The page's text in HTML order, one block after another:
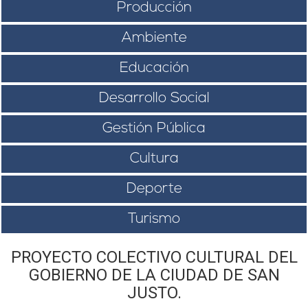
Producción
Ambiente
Educación
Desarrollo Social
Gestión Pública
Cultura
Deporte
Turismo
PROYECTO COLECTIVO CULTURAL DEL
GOBIERNO DE LA CIUDAD DE SAN
JUSTO.